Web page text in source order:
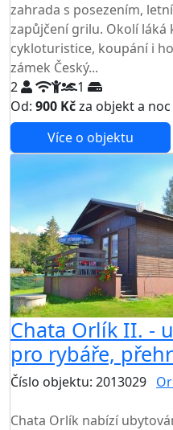
zahrada s posezením,
zapůjčení grilu. Okolí láká
cykloturistice, koupání i
zámek Český...
2
1
Od: 900 Kčza objekt a noc
Více o objektu
Chata Orlík II. -
pro rybáře,
Číslo objektu: 2013029
Chata Orlík nabízí